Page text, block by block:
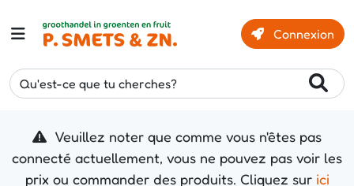
Connexion
Qu'est-ce que tu cherches?
Veuillez noter que comme vous n'êtes pas
connecté actuellement, vous ne pouvez pas voir les
prix ou commander des produits. Cliquez sur ici